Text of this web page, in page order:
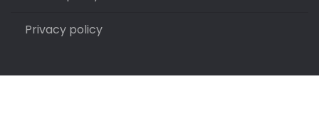
Privacy policy